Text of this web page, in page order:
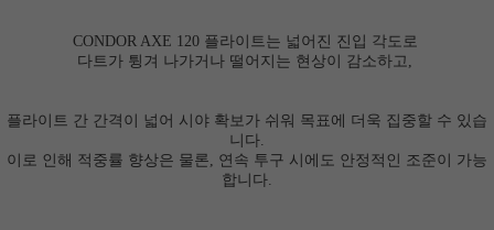
CONDOR AXE 120 플라이트는 넓어진 진입 각도로
다트가 튕겨 나가거나 떨어지는 현상이 감소하고,
플라이트 간 간격이 넓어 시야 확보가 쉬워 목표에 더욱 집중할 수 있습
니다.
이로 인해 적중률 향상은 물론, 연속 투구 시에도 안정적인 조준이 가능
합니다.